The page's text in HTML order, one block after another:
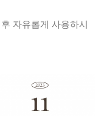
후 자유롭게 사용하시